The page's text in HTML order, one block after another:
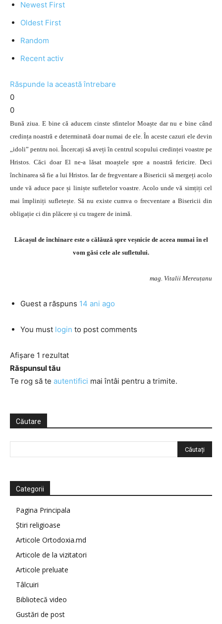
Newest First
Oldest First
Random
Recent activ
Răspunde la această întrebare
0
0
Bună ziua. E bine că aducem cinste sfintelor Moaște dar nu e bine când
credința noastră e determinată doar numai de ele. În aceste cazuri ele devin
„idoli” pentru noi. Încercați să aveți în centrul scopului credinței voastre pe
Hristos. Căci doar El ne-a lăsat moaștele spre a noastră fericire. Deci
închinarea să fie a lui Hristos. Iar de fregventare a Bisericii să mergeți acolo
unde vă aduce pace și liniște sufletelor voastre. Acolo unde vă simțiți cel
mai împliniți sufletește. Să nu existe cumva o frecventare a Bisericii din
obligație ci din plăcere și cu tragere de inimă.
Lăcașul de închinare este o călăuză spre veșnicie de aceea numai în el
vom găsi cele ale sufletului.
mag. Vitalii Mereuțanu
Guest a răspuns 14 ani ago
You must login to post comments
Afișare 1 rezultat
Răspunsul tău
Te rog să te autentifici mai întâi pentru a trimite.
Căutare
Categorii
Pagina Principala
Știri religioase
Articole Ortodoxia.md
Articole de la vizitatori
Articole preluate
Tâlcuiri
Bibliotecă video
Gustări de post